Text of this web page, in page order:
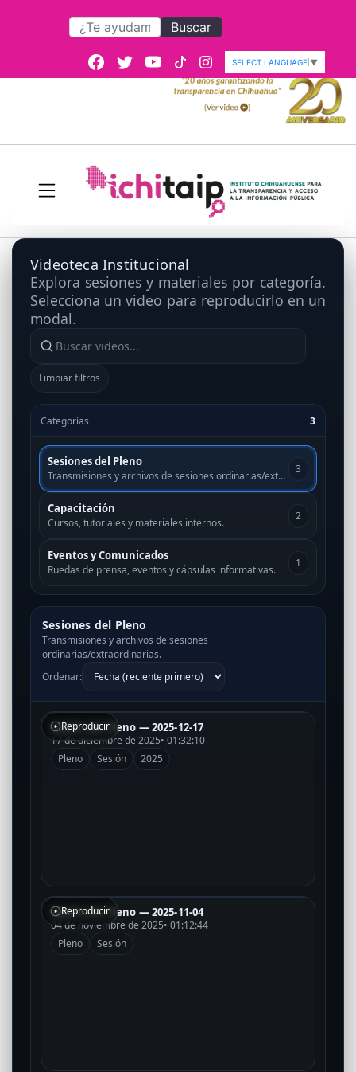
Buscar
SELECT LANGUAGE ▼
Videoteca Institucional
Explora sesiones y materiales por categoría.
Selecciona un video para reproducirlo en un
modal.
Limpiar filtros
Categorías 3
Sesiones del Pleno
Transmisiones y archivos de sesiones ordinarias/extraordinarias.
3
Capacitación
Cursos, tutoriales y materiales internos.
2
Eventos y Comunicados
Ruedas de prensa, eventos y cápsulas informativas.
1
Sesiones del Pleno
Transmisiones y archivos de sesiones
ordinarias/extraordinarias.
Ordenar:
Reproducir
Sesión del Pleno — 2025-12-17
17 de diciembre de 2025• 01:32:10
Pleno
Sesión 2025
Reproducir
Sesión del Pleno — 2025-11-04
04 de noviembre de 2025• 01:12:44
Pleno
Sesión